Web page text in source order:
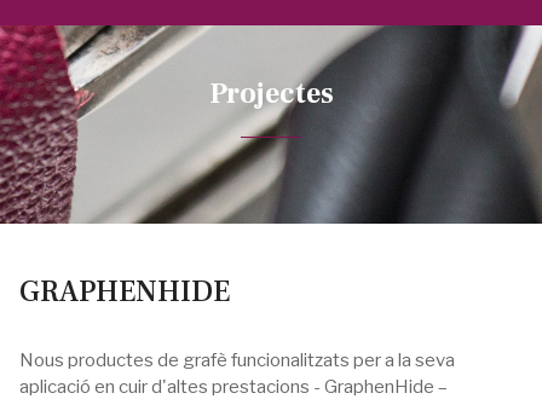
Projectes
GRAPHENHIDE
Nous productes de grafè funcionalitzats per a la seva
aplicació en cuir d'altes prestacions - GraphenHide –